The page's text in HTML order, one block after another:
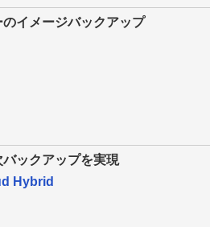
イメージバックアップ
ックアップを実現
Hybrid